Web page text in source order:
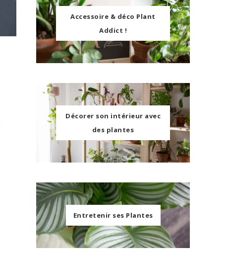
Accessoire & déco Plant
Addict !
Décorer son intérieur avec
des plantes
Entretenir ses Plantes